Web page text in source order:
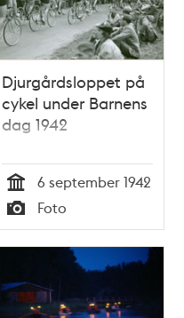
Djurgårdsloppet på
cykel under Barnens
dag 1942
Tid
6 september 1942
Typ
Foto